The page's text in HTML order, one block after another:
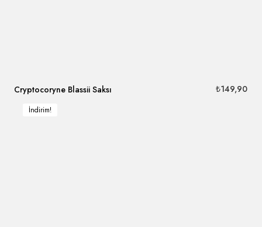
Cryptocoryne Blassii Saksı ₺149,90
İndirim!